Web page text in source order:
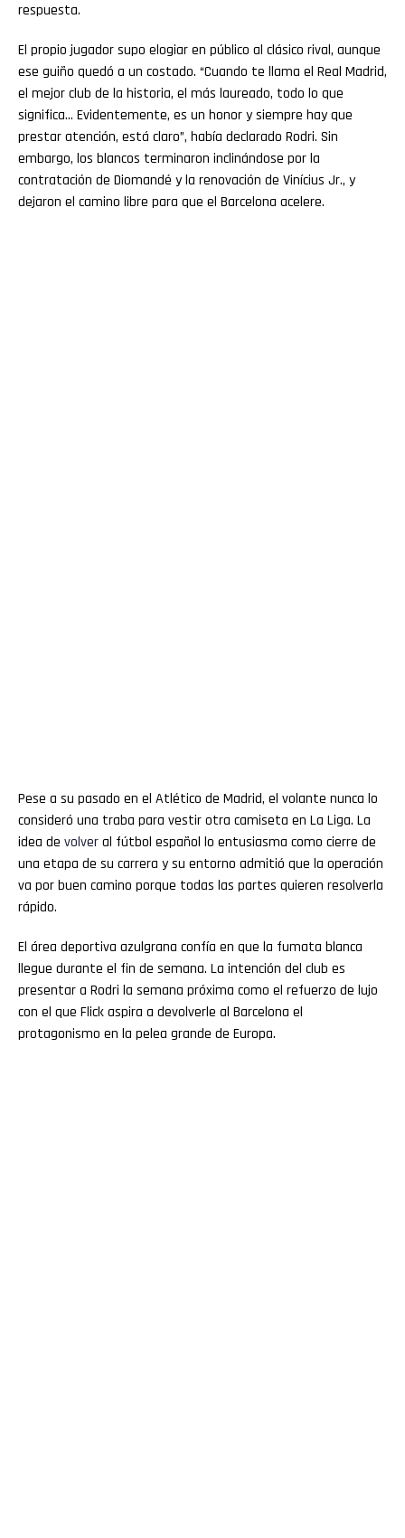
respuesta.
El propio jugador supo elogiar en público al clásico rival, aunque
ese guiño quedó a un costado. “Cuando te llama el Real Madrid,
el mejor club de la historia, el más laureado, todo lo que
significa… Evidentemente, es un honor y siempre hay que
prestar atención, está claro”, había declarado Rodri. Sin
embargo, los blancos terminaron inclinándose por la
contratación de Diomandé y la renovación de Vinícius Jr., y
dejaron el camino libre para que el Barcelona acelere.
Pese a su pasado en el Atlético de Madrid, el volante nunca lo
consideró una traba para vestir otra camiseta en La Liga. La
idea de volveral fútbol español lo entusiasma como cierre de
una etapa de su carrera y su entorno admitió que la operación
va por buen camino porque todas las partes quieren resolverla
rápido.
El área deportiva azulgrana confía en que la fumata blanca
llegue durante el fin de semana. La intención del club es
presentar a Rodri la semana próxima como el refuerzo de lujo
con el que Flick aspira a devolverle al Barcelona el
protagonismo en la pelea grande de Europa.